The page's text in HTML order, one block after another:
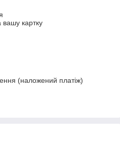
вашу картку
(наложений платіж)